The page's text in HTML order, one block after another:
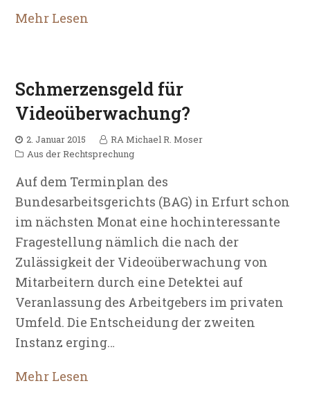
Mehr Lesen
Schmerzensgeld für
Videoüberwachung?
2. Januar 2015
RA Michael R. Moser
Aus der Rechtsprechung
Auf dem Terminplan des
Bundesarbeitsgerichts (BAG) in Erfurt schon
im nächsten Monat eine hochinteressante
Fragestellung nämlich die nach der
Zulässigkeit der Videoüberwachung von
Mitarbeitern durch eine Detektei auf
Veranlassung des Arbeitgebers im privaten
Umfeld. Die Entscheidung der zweiten
Instanz erging…
Mehr Lesen